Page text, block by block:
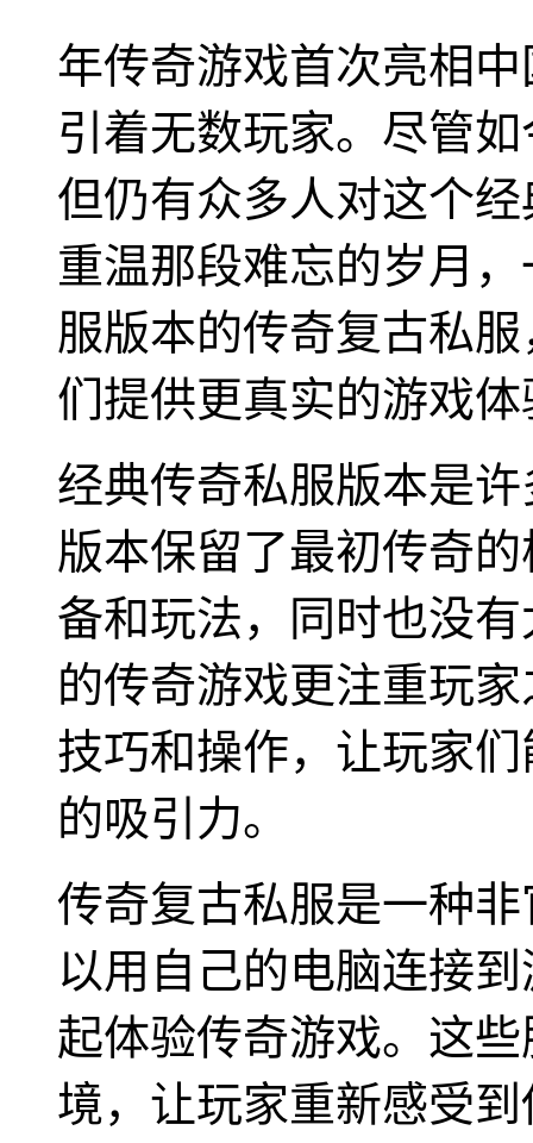
年传奇游戏首次亮相
引着无数玩家。尽管
但仍有众多人对这个
重温那段难忘的岁月
服版本的传奇复古私
们提供更真实的游戏体
经典传奇私服版本是
版本保留了最初传奇
备和玩法，同时也没
的传奇游戏更注重玩
技巧和操作，让玩家
的吸引力。
传奇复古私服是一种
以用自己的电脑连接
起体验传奇游戏。这
境，让玩家重新感受